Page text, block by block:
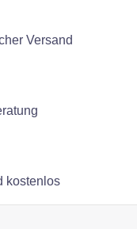
Versand
kostenlos